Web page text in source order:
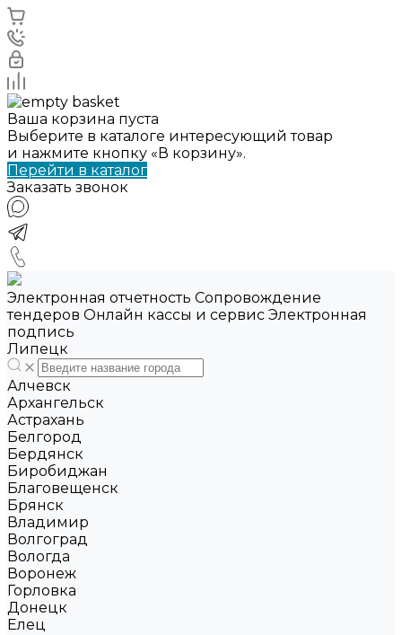
Ваша корзина пуста
Выберите в каталоге интересующий товар
и нажмите кнопку «В корзину».
Перейти в каталог
Заказать звонок
Электронная отчетность Сопровождение
тендеров Онлайн кассы и сервис Электронная
подпись
Липецк
Алчевск
Архангельск
Астрахань
Белгород
Бердянск
Биробиджан
Благовещенск
Брянск
Владимир
Волгоград
Вологда
Воронеж
Горловка
Донецк
Елец